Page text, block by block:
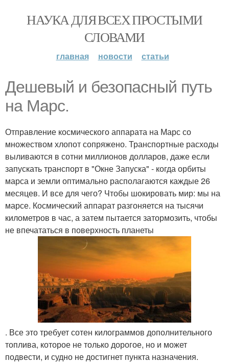
НАУКА ДЛЯ ВСЕХ ПРОСТЫМИ
СЛОВАМИ
главная новости статьи
Дешевый и безопасный путь
на Марс.
Отправление космического аппарата на Марс со
множеством хлопот сопряжено. Транспортные расходы
выливаются в сотни миллионов долларов, даже если
запускать транспорт в "Окне Запуска" - когда орбиты
марса и земли оптимально располагаются каждые 26
месяцев. И все для чего? Чтобы шокировать мир: мы на
марсе. Космический аппарат разгоняется на тысячи
километров в час, а затем пытается затормозить, чтобы
не впечататься в поверхность планеты
. Все это требует сотен килограммов дополнительного
топлива, которое не только дорогое, но и может
подвести, и судно не достигнет пункта назначения.